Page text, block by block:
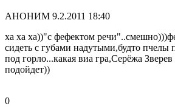
АНОНИМ 9.2.2011 18:40
ха ха ха))"с фефектом
сидеть с губами надутыми,будто пчелы
под горло...какая виа гра,Серёжа
подойдет))
0